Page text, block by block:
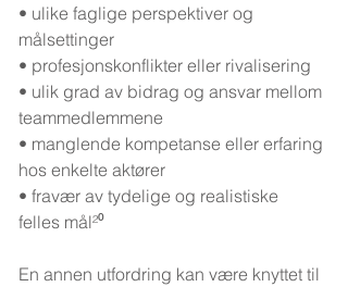
• ulike faglige perspektiver og
målsettinger
• profesjonskonflikter eller rivalisering
• ulik grad av bidrag og ansvar mellom
teammedlemmene
• manglende kompetanse eller erfaring
hos enkelte aktører
• fravær av tydelige og realistiske
felles mål²⁰
En annen utfordring kan være knyttet til